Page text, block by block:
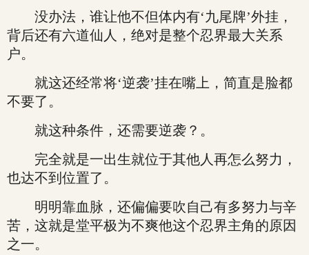
没办法，谁让他不但体内有‘九尾牌’外挂，
背后还有六道仙人，绝对是整个忍界最大关系
户。
就这还经常将‘逆袭’挂在嘴上，简直是脸都
不要了。
就这种条件，还需要逆袭？。
完全就是一出生就位于其他人再怎么努力，
也达不到位置了。
明明靠血脉，还偏偏要吹自己有多努力与辛
苦，这就是堂平极为不爽他这个忍界主角的原因
之一。